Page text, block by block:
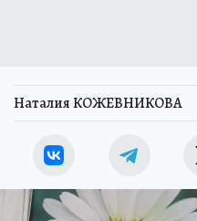
Наталия КОЖЕВНИКОВА